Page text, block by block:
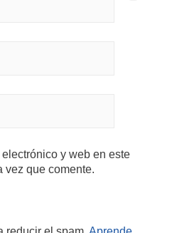
y web en este
vez que comente.